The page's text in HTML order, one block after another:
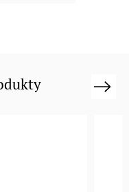
Next